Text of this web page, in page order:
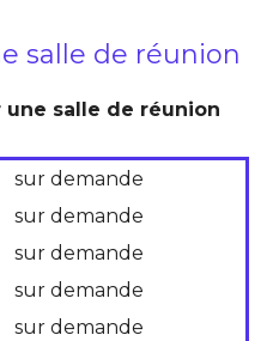
salle de réunion
une salle de réunion
sur demande
sur demande
sur demande
sur demande
sur demande